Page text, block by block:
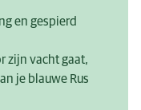
en gespierd
zijn vacht gaat,
je blauwe Rus